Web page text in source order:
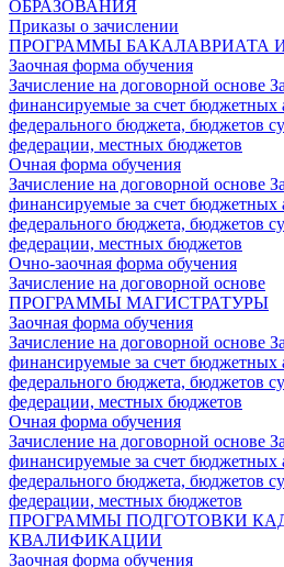
ОБРАЗОВАНИЯ
Приказы о зачислении
ПРОГРАММЫ БАКАЛАВРИАТА
Заочная форма обучения
Зачисление на договорной основе
финансируемые за счет бюджетных
федерального бюджета, бюджетов
федерации, местных бюджетов
Очная форма обучения
Зачисление на договорной основе
финансируемые за счет бюджетных
федерального бюджета, бюджетов
федерации, местных бюджетов
Очно-заочная форма обучения
Зачисление на договорной основе
ПРОГРАММЫ МАГИСТРАТУРЫ
Заочная форма обучения
Зачисление на договорной основе
финансируемые за счет бюджетных
федерального бюджета, бюджетов
федерации, местных бюджетов
Очная форма обучения
Зачисление на договорной основе
финансируемые за счет бюджетных
федерального бюджета, бюджетов
федерации, местных бюджетов
ПРОГРАММЫ ПОДГОТОВКИ
КВАЛИФИКАЦИИ
Заочная форма обучения